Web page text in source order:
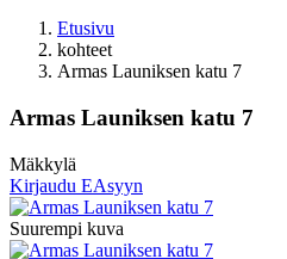
Etusivu
kohteet
Armas Launiksen katu 7
Armas Launiksen katu 7
Mäkkylä
Kirjaudu EAsyyn
Suurempi kuva